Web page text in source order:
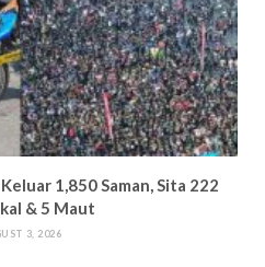
1,850 Saman, Sita 222
& 5 Maut
3, 2026